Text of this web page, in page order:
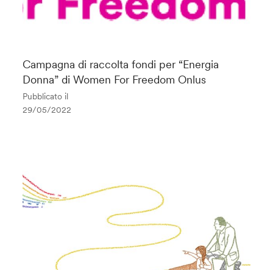
Campagna di raccolta fondi per “Energia
Donna” di Women For Freedom Onlus
Pubblicato il
29/05/2022